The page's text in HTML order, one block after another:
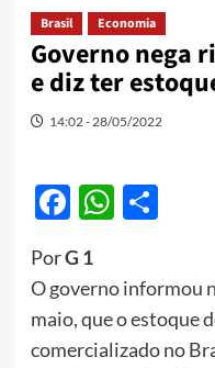
Brasil Economia
Governo nega
e diz ter
14:02 - 28/05/2022
Facebook
PorG 1
O governo informou
maio, que o estoque
comercializado no